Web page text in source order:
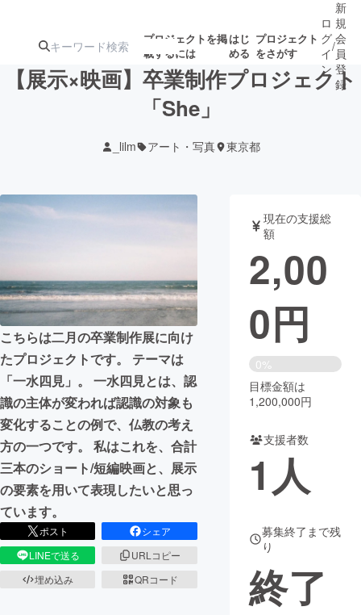
プロジェクトを掲
載するには
はじ
める
プロジェクト
をさがす
ジェクト
募集終了が近いプ
ロジェクト
アート・写真 音楽
ゲーム・サ
映像・映画 書籍・雑誌
ビジネス・起業 チャレンジ
まちづくり・地域活性化
CAMPFIRE for Social Good CAMPFIRE Creation
CAMPFIREふるさと納税machi-ya コミュニティ
ロ
グ
イ
ン
/
新
規
会
員
登
録
【展示×映画】卒業制作プロジェクト
「She」
_lilm アート・写真 東京都
こちらは二月の卒業制作展に向け
たプロジェクトです。 テーマは
「一水四見」。 一水四見とは、認
識の主体が変われば認識の対象も
変化することの例で、仏教の考え
方の一つです。 私はこれを、合計
三本のショート/短編映画と、展示
の要素を用いて表現したいと思っ
ています。
ポスト
シェア
LINEで送る
URLコピー
埋め込み
QRコード
現在の支援総
額
2,00
0円
0%
目標金額は
1,200,000円
支援者数
1人
募集終了まで残
り
終了